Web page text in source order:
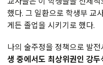
했다. 그 일환으로 학생부 교
게든 졸업을 시키기로 했다.
나의 술주정을 정책으로 발
생 중에서도 최상위권인 강두